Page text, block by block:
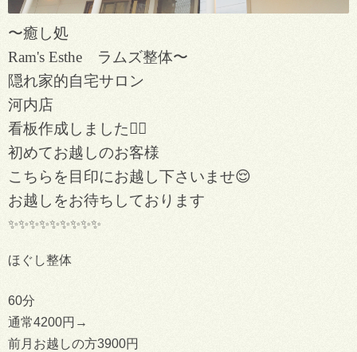
〜癒し処
Ram's Esthe ラムズ整体〜
隠れ家的自宅サロン
河内店
看板作成しました💁‍♀️
初めてお越しのお客様
こちらを目印にお越し下さいませ😌
お越しをお待ちしております
✨✨✨✨✨✨✨✨✨
ほぐし整体
60分
通常4200円→
前月お越しの方3900円